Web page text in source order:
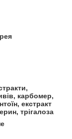
карбомер,
екстракт
трігалоза